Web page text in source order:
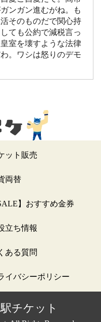
ンガン進むがね。も
そのものだで関心持
ても公約で減税言っ
室を壊すような法律
。ワシは怒りのデモ
ット販売
両替
】おすすめ金券
立ち情報
ある質問
イバシーポリシー
チケット